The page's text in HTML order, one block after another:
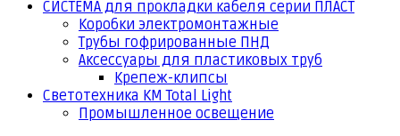
СИСТЕМА для прокладки кабеля серии ПЛАСТ
Коробки электромонтажные
Трубы гофрированные ПНД
Аксессуары для пластиковых труб
Крепеж-клипсы
Светотехника КМ Total Light
Промышленное освещение